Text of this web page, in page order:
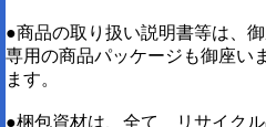
●商品の取り扱い説明書等は、御
専用の商品パッケージも御座
ます。
●梱包資材は、全て リサイク